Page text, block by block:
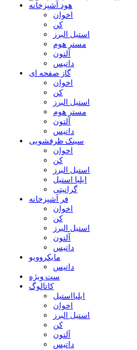
هود آشپزخانه
اخوان
کن
استیل البرز
مستر هوم
آلتون
داتیس
گاز صفحه ای
اخوان
کن
استیل البرز
مستر هوم
آلتون
داتیس
سینک ظرفشویی
اخوان
کن
استیل البرز
ایلیا استیل
گرانیتی
فر آشپزخانه
اخوان
کن
استیل البرز
آلتون
داتیس
مایکروویو
داتیس
ست ویژه
کاتالوگ
ایلیااستیل
اخوان
استیل البرز
کن
آلتون
داتیس